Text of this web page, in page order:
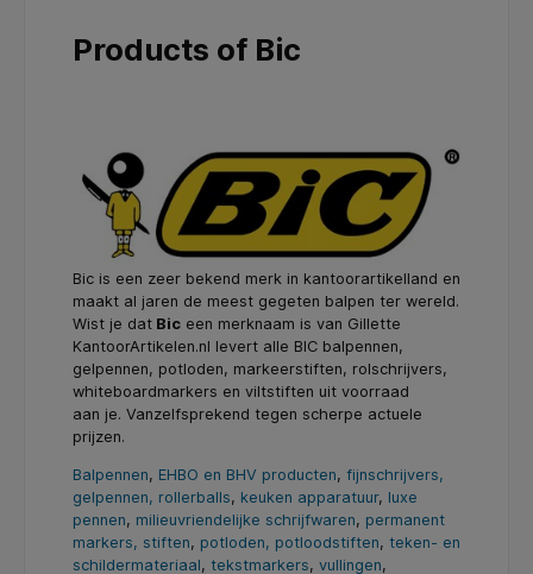
Products of Bic
Bic is een zeer bekend merk in kantoorartikelland en
maakt al jaren de meest gegeten balpen ter wereld.
Wist je dat Bic een merknaam is van Gillette
KantoorArtikelen.nl levert alle BIC balpennen,
gelpennen, potloden, markeerstiften, rolschrijvers,
whiteboardmarkers en viltstiften uit voorraad
aan je. Vanzelfsprekend tegen scherpe actuele
prijzen.
Balpennen, EHBO en BHV producten, fijnschrijvers,
gelpennen, rollerballs, keuken apparatuur, luxe
pennen, milieuvriendelijke schrijfwaren, permanent
markers, stiften, potloden, potloodstiften, teken- en
schildermateriaal, tekstmarkers, vullingen,